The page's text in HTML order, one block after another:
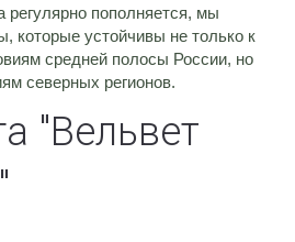
регулярно пополняется, мы
которые устойчивы не только к
средней полосы России, но
северных регионов.
"Вельвет